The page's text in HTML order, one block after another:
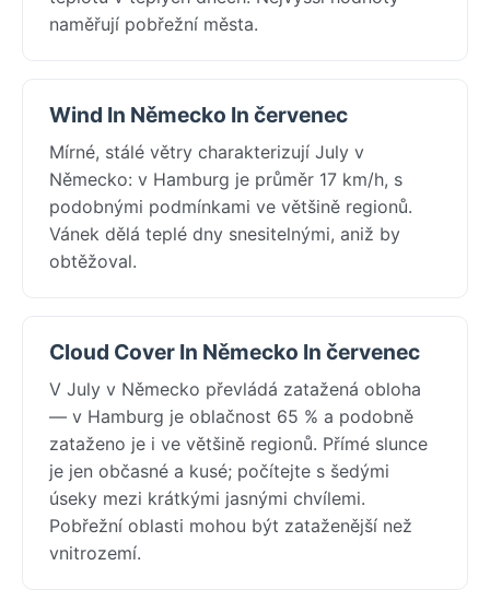
naměřují pobřežní města.
Wind In Německo In červenec
Mírné, stálé větry charakterizují July v
Německo: v Hamburg je průměr 17 km/h, s
podobnými podmínkami ve většině regionů.
Vánek dělá teplé dny snesitelnými, aniž by
obtěžoval.
Cloud Cover In Německo In červenec
V July v Německo převládá zatažená obloha
— v Hamburg je oblačnost 65 % a podobně
zataženo je i ve většině regionů. Přímé slunce
je jen občasné a kusé; počítejte s šedými
úseky mezi krátkými jasnými chvílemi.
Pobřežní oblasti mohou být zataženější než
vnitrozemí.